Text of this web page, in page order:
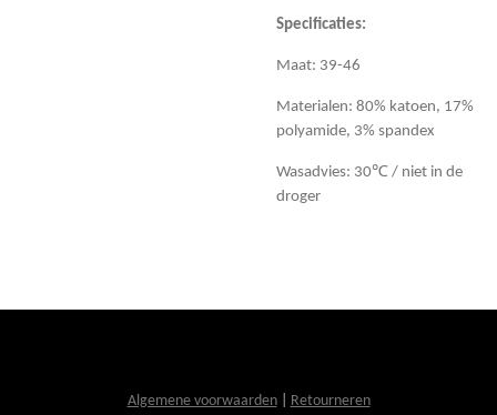
Specificaties:
Maat: 39-46
Materialen: 80% katoen, 17%
polyamide, 3% spandex
Wasadvies: 30℃ / niet in de
droger
Algemene voorwaarden| Retourneren